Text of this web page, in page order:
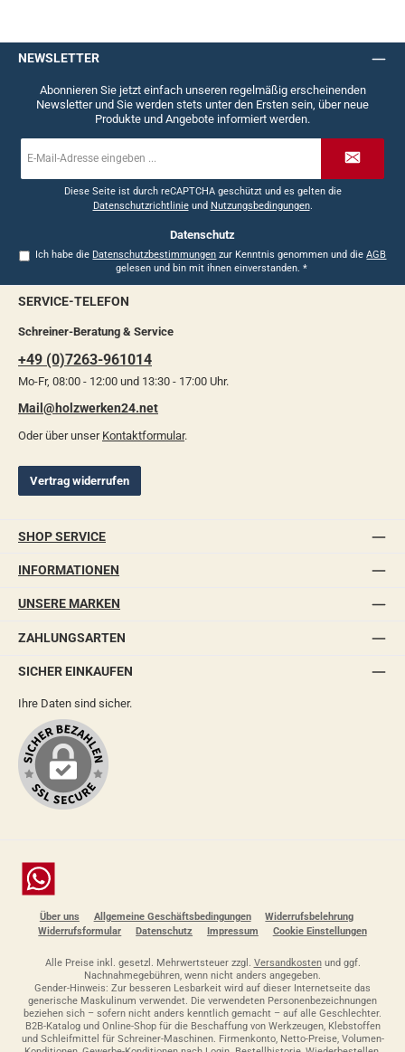
NEWSLETTER
Abonnieren Sie jetzt einfach unseren regelmäßig erscheinenden
Newsletter und Sie werden stets unter den Ersten sein, über neue
Produkte und Angebote informiert werden.
Mail-
Diese Seite ist durch reCAPTCHA geschützt und es gelten die
Datenschutzrichtlinieund Nutzungsbedingungen.
Datenschutz
Ich habe die Datenschutzbestimmungen zur Kenntnis genommen und dieAGB
gelesen und bin mit ihnen einverstanden. *
SERVICE-TELEFON
Schreiner-Beratung & Service
+49 (0)7263-961014
Mo-Fr, 08:00 - 12:00 und 13:30 - 17:00 Uhr.
Mail@holzwerken24.net
Oder über unser Kontaktformular.
Vertrag widerrufen
SHOP SERVICE
INFORMATIONEN
UNSERE MARKEN
ZAHLUNGSARTEN
SICHER EINKAUFEN
Ihre Daten sind sicher.
Chat
Über uns Allgemeine Geschäftsbedingungen
Widerrufsbelehrung
Widerrufsformular
Datenschutz Impressum Cookie Einstellungen
Alle Preise inkl. gesetzl. Mehrwertsteuer zzgl. Versandkostenund ggf.
Nachnahmegebühren, wenn nicht anders angegeben.
Gender-Hinweis: Zur besseren Lesbarkeit wird auf dieser Internetseite das
generische Maskulinum verwendet. Die verwendeten Personenbezeichnungen
beziehen sich – sofern nicht anders kenntlich gemacht – auf alle Geschlechter.
B2B-Katalog und Online-Shop für die Beschaffung von Werkzeugen, Klebstoffen
und Schleifmittel für Schreiner-Maschinen. Firmenkonto, Netto-Preise, Volumen-